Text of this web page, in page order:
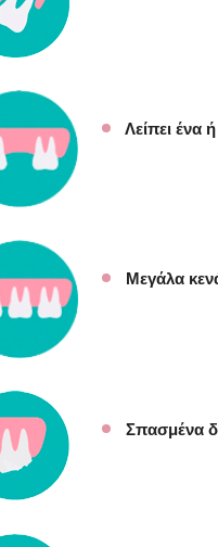
Λείπει ένα
Μεγάλα
Σπασμένα